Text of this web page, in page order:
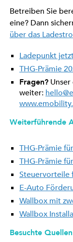
Betreiben Sie
eine? Dann
über das
Ladepunkt
THG-Prämie
Fragen?
weiter:
Weiterführende
THG-Prämie
THG-Prämie
Steuervorteile
E-Auto
Wallbox mit
Wallbox
Besuchte Quellen